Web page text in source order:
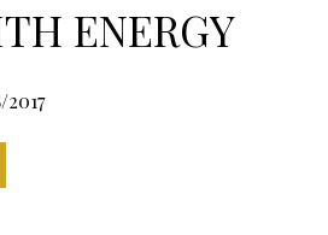
ENERGY
2017